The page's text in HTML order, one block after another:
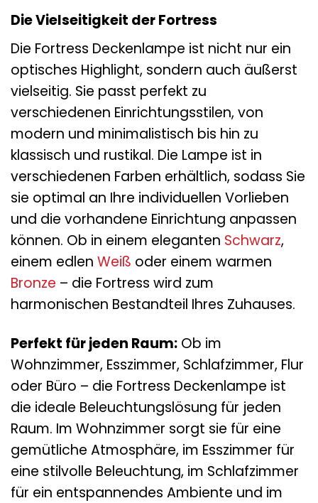
Die Vielseitigkeit der Fortress
Die Fortress Deckenlampe ist nicht nur ein
optisches Highlight, sondern auch äußerst
vielseitig. Sie passt perfekt zu
verschiedenen Einrichtungsstilen, von
modern und minimalistisch bis hin zu
klassisch und rustikal. Die Lampe ist in
verschiedenen Farben erhältlich, sodass Sie
sie optimal an Ihre individuellen Vorlieben
und die vorhandene Einrichtung anpassen
können. Ob in einem eleganten Schwarz,
einem edlen Weiß oder einem warmen
Bronze – die Fortress wird zum
harmonischen Bestandteil Ihres Zuhauses.
Perfekt für jeden Raum: Ob im
Wohnzimmer, Esszimmer, Schlafzimmer, Flur
oder Büro – die Fortress Deckenlampe ist
die ideale Beleuchtungslösung für jeden
Raum. Im Wohnzimmer sorgt sie für eine
gemütliche Atmosphäre, im Esszimmer für
eine stilvolle Beleuchtung, im Schlafzimmer
für ein entspannendes Ambiente und im